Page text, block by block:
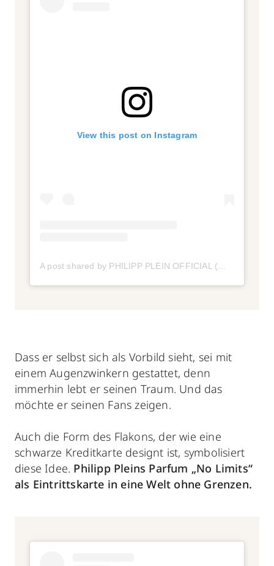
View this post on Instagram
Dass er selbst sich als Vorbild sieht, sei mit
einem Augenzwinkern gestattet, denn
immerhin lebt er seinen Traum. Und das
möchte er seinen Fans zeigen.
Auch die Form des Flakons, der wie eine
schwarze Kreditkarte designt ist, symbolisiert
diese Idee. Philipp Pleins Parfum „No Limits“
als Eintrittskarte in eine Welt ohne Grenzen.